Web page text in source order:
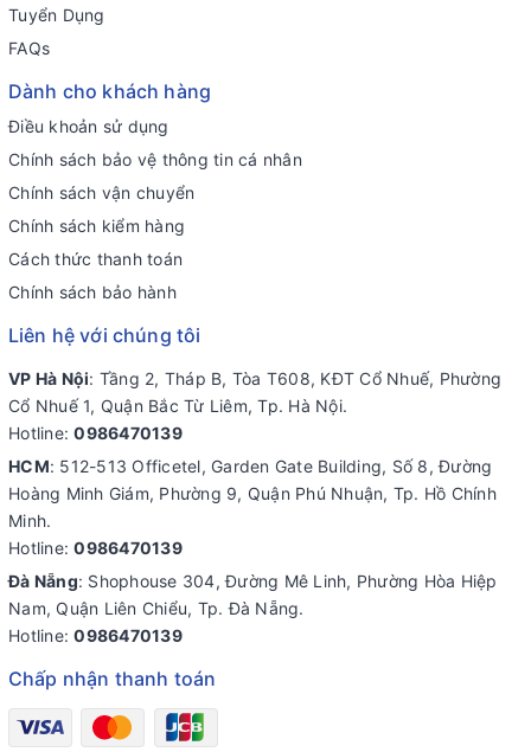
Tuyển Dụng
FAQs
Dành cho khách hàng
Điều khoản sử dụng
Chính sách bảo vệ thông tin cá nhân
Chính sách vận chuyển
Chính sách kiểm hàng
Cách thức thanh toán
Chính sách bảo hành
Liên hệ với chúng tôi
VP Hà Nội: Tầng 2, Tháp B, Tòa T608, KĐT Cổ Nhuế, Phường
Cổ Nhuế 1, Quận Bắc Từ Liêm, Tp. Hà Nội.
Hotline:0986470139
HCM: 512-513 Officetel, Garden Gate Building, Số 8, Đường
Hoàng Minh Giám, Phường 9, Quận Phú Nhuận, Tp. Hồ Chính
Minh.
Hotline:0986470139
Đà Nẵng: Shophouse 304, Đường Mê Linh, Phường Hòa Hiệp
Nam, Quận Liên Chiểu, Tp. Đà Nẵng.
Hotline:0986470139
Chấp nhận thanh toán